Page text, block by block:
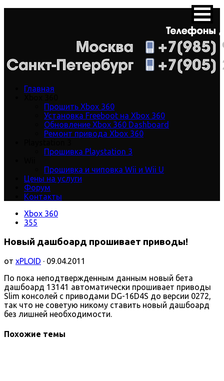
Главная
Прошить Xbox 360
Установка Freeboot на Xbox 360
Обновление Xbox 360 Dashboard
Ремонт привода Xbox 360
Прошивка Playstation 3
Прошивка и чиповка Wii и Wii U
Цены на услуги
Форум
Контакты
Xbox 360
355
Новый дашбоард прошивает приводы!
от xPLOID · 09.04.2011
По пока неподтвержденным данным новый бета
дашбоард 13141 автоматически прошивает приводы
Slim консолей с приводами DG-16D4S до версии 0272,
так что не советую никому ставить новый дашбоард
без лишней необходимости.
Похожие темы